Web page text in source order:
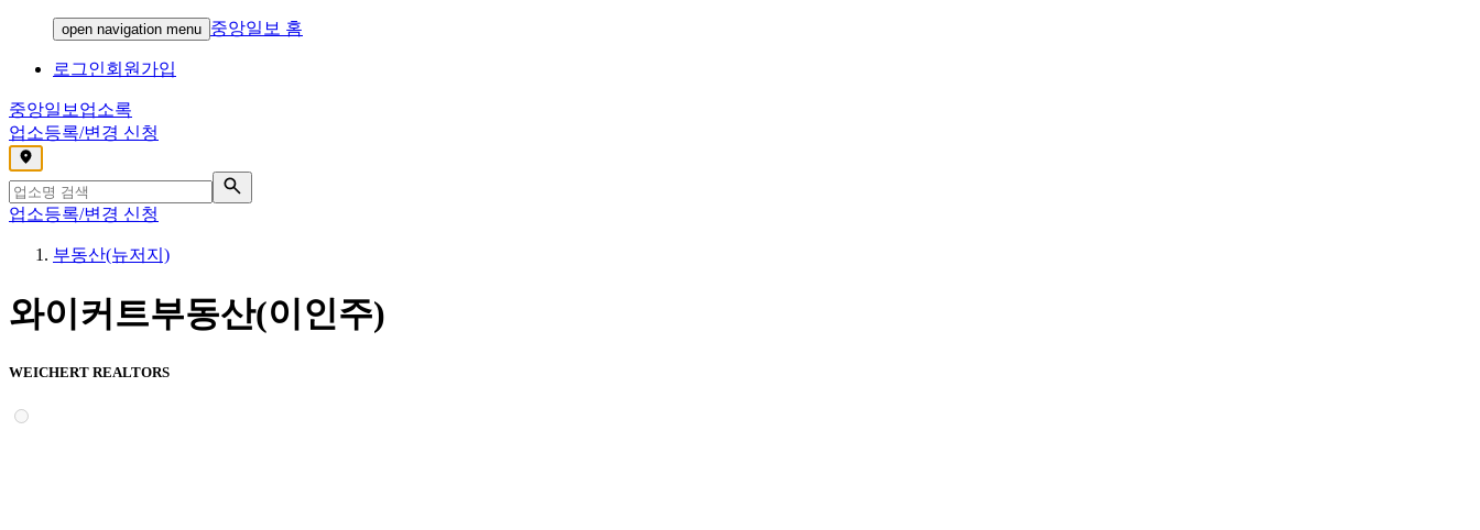
open navigation menu 중앙일보 홈
로그인회원가입
중앙일보 업소록
업소등록/변경 신청
,
업소등록/변경 신청
부동산(뉴저지)
와이커트부동산(이인주)
WEICHERT REALTORS